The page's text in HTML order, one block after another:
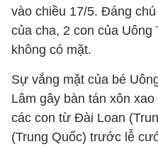
vào chiều 17/5. Đáng
của cha, 2 con của Uông
không có mặt.
Sự vắng mặt của bé
Lâm gây bàn tán xôn
các con từ Đài Loan
(Trung Quốc) trước lễ